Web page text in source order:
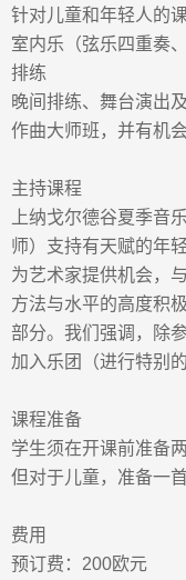
针对儿童和年轻人的
室内乐（弦乐四重奏
排练
晚间排练、舞台演出
作曲大师班，并有机
主持课程
上纳戈尔德谷夏季音乐
师）支持有天赋的年
为艺术家提供机会，
方法与水平的高度积
部分。我们强调，除
加入乐团（进行特别
课程准备
学生须在开课前准备
但对于儿童，准备一
费用
预订费 ： 200欧元